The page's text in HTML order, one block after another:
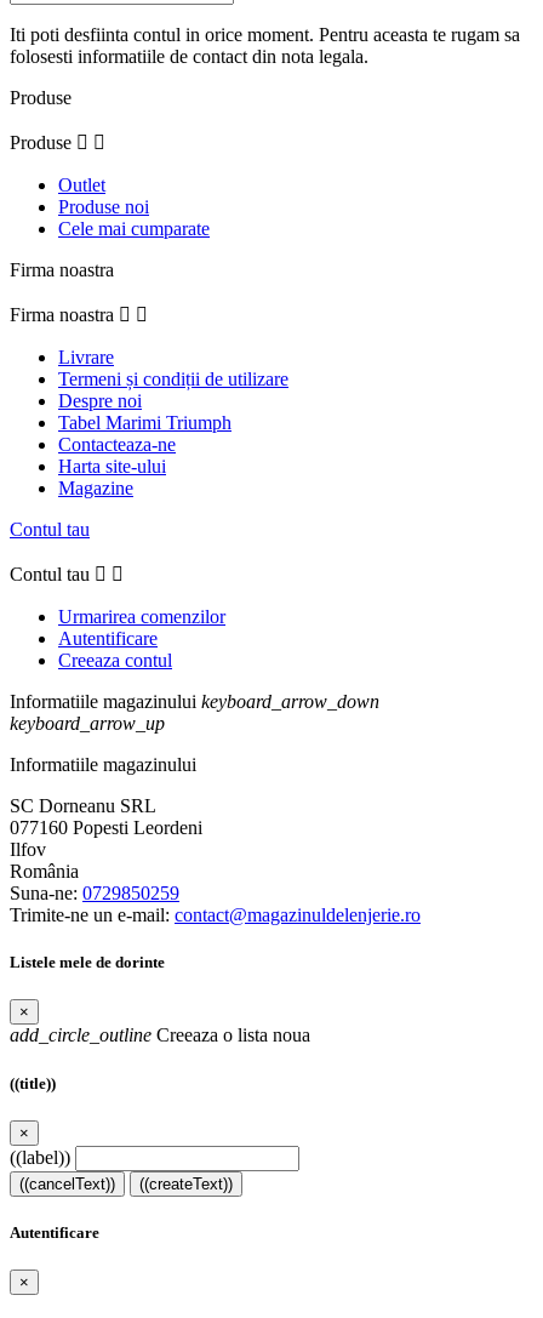
Iti poti desfiinta contul in orice moment. Pentru aceasta te rugam sa
folosesti informatiile de contact din nota legala.
Produse
Produse  
Outlet
Produse noi
Cele mai cumparate
Firma noastra
Firma noastra  
Livrare
Termeni și condiții de utilizare
Despre noi
Tabel Marimi Triumph
Contacteaza-ne
Harta site-ului
Magazine
Contul tau
Contul tau  
Urmarirea comenzilor
Autentificare
Creeaza contul
Informatiile magazinului keyboard_arrow_down
keyboard_arrow_up
Informatiile magazinului
SC Dorneanu SRL
077160 Popesti Leordeni
Ilfov
România
Suna-ne: 0729850259
Trimite-ne un e-mail: contact@magazinuldelenjerie.ro
Listele mele de dorinte
×
add_circle_outline Creeaza o lista noua
((title))
×
((label))
((cancelText)) ((createText))
Autentificare
×